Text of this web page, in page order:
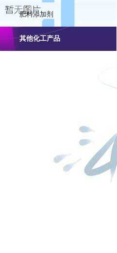
肥料添加剂
其他化工产品